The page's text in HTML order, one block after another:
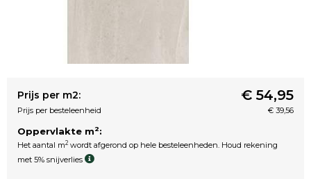
Prijs per m2: € 54,95
Prijs per besteleenheid € 39,56
Oppervlakte m2:
Het aantal m2 wordt afgerond op hele besteleenheden. Houd rekening
met 5% snijverlies